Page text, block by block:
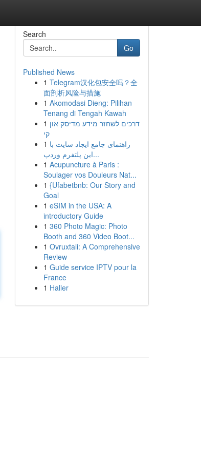
Search
Go
Published News
1 Telegram汉化包安全吗？全
面剖析风险与措施
1 Akomodasi Dieng: Pilihan
Tenang di Tengah Kawah
1 דרכים לשחזר מידע מדיסק און
קי
1 راهنمای جامع ایجاد سایت با
این پلتفرم وردپ...
1 Acupuncture à Paris :
Soulager vos Douleurs Nat...
1 {Ufabetbnb: Our Story and
Goal
1 eSIM in the USA: A
introductory Guide
1 360 Photo Magic: Photo
Booth and 360 Video Boot...
1 Ovruxtali: A Comprehensive
Review
1 Guide service IPTV pour la
France
1 Haller